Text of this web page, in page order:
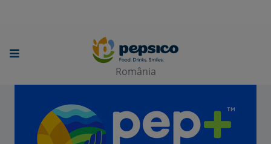
to
main
content
România